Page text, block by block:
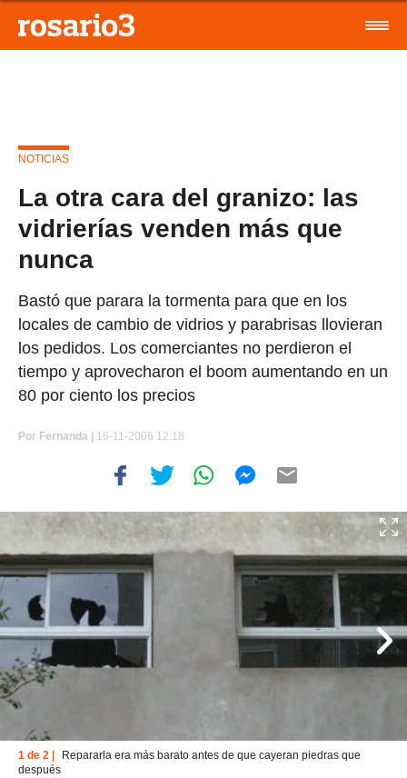
NOTICIAS
La otra cara del granizo: las
vidrierías venden más que
nunca
Bastó que parara la tormenta para que en los
locales de cambio de vidrios y parabrisas llovieran
los pedidos. Los comerciantes no perdieron el
tiempo y aprovecharon el boom aumentando en un
80 por ciento los precios
Por Fernanda | 16-11-2006 12:18
1 de 2 |
Repararla era más barato antes de que cayeran piedras que
después